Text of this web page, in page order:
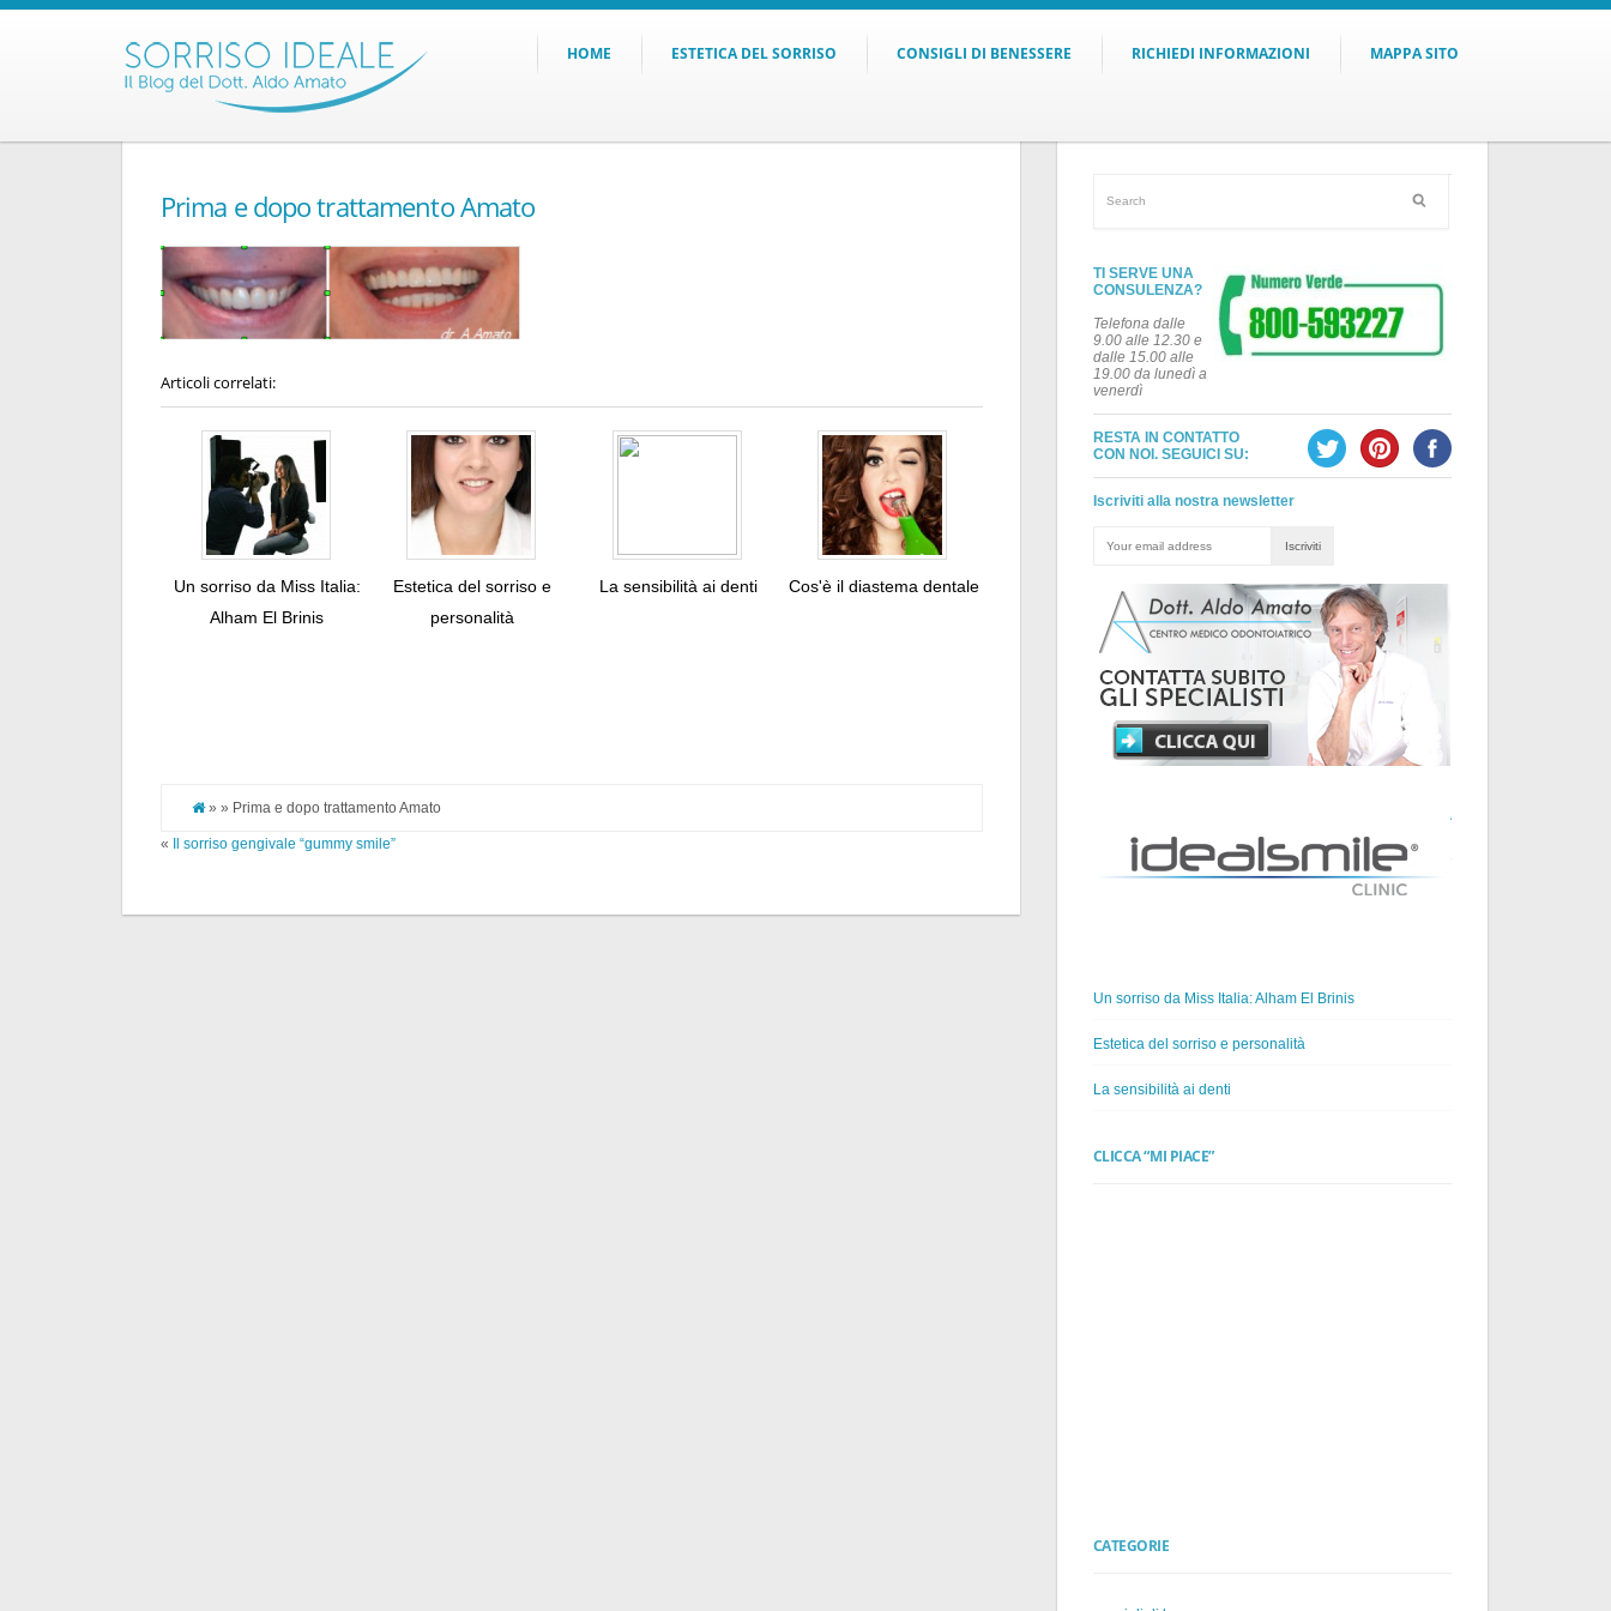
HOME ESTETICA DEL SORRISO CONSIGLI DI BENESSERE RICHIEDI INFORMAZIONI MAPPA SITO
Prima e dopo trattamento Amato
Articoli correlati:
Un sorriso da Miss Italia:
Alham El Brinis
Estetica del sorriso e
personalità
La sensibilità ai denti Cos'è il diastema dentale
» » Prima e dopo trattamento Amato
« Il sorriso gengivale “gummy smile”
TI SERVE UNA
CONSULENZA?
Telefona dalle
9.00 alle 12.30 e
dalle 15.00 alle
19.00 da lunedì a
venerdì
RESTA IN CONTATTO
CON NOI. SEGUICI SU:
Iscriviti alla nostra newsletter
ARTICOLI
Un sorriso da Miss Italia: Alham El Brinis
Estetica del sorriso e personalità
La sensibilità ai denti
CLICCA “MI PIACE”
CATEGORIE